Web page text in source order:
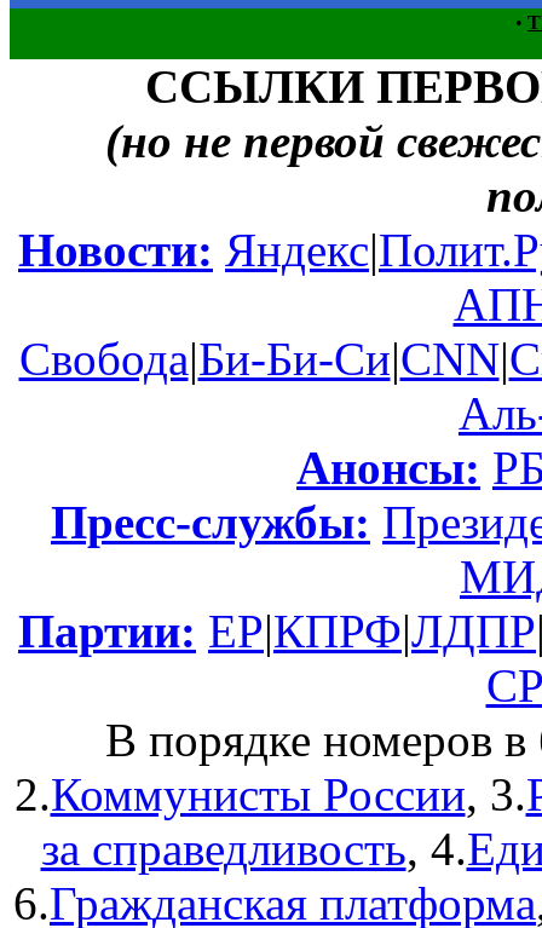
•
ССЫЛКИ
(но не первой
Новости: Яндекс|
Свобода|Би-Би-Си|CNN|
Анонсы:
Пресс-службы:
Партии: ЕР|КПРФ|ЛДПР
В порядке номеров
2.Коммунисты России, 3.
за справедливость, 4.
6.Гражданская платформа